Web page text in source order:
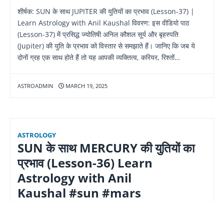
शीर्षक: SUN के साथ JUPITER की युतियों का प्रभाव (Lesson-37) |
Learn Astrology with Anil Kaushal विवरण: इस वीडियो पाठ
(Lesson-37) में प्रसिद्ध ज्योतिषी अनिल कौशल सूर्य और बृहस्पति
(Jupiter) की युति के प्रभाव को विस्तार से समझाते हैं। जानिए कि जब ये
दोनों ग्रह एक साथ होते हैं तो यह आपकी व्यक्तित्व, करियर, रिश्तों…
ASTROADMIN MARCH 19, 2025
ASTROLOGY
SUN के साथ MERCURY की युतियों का
प्रभाव (Lesson-36) Learn
Astrology with Anil
Kaushal #sun #mars